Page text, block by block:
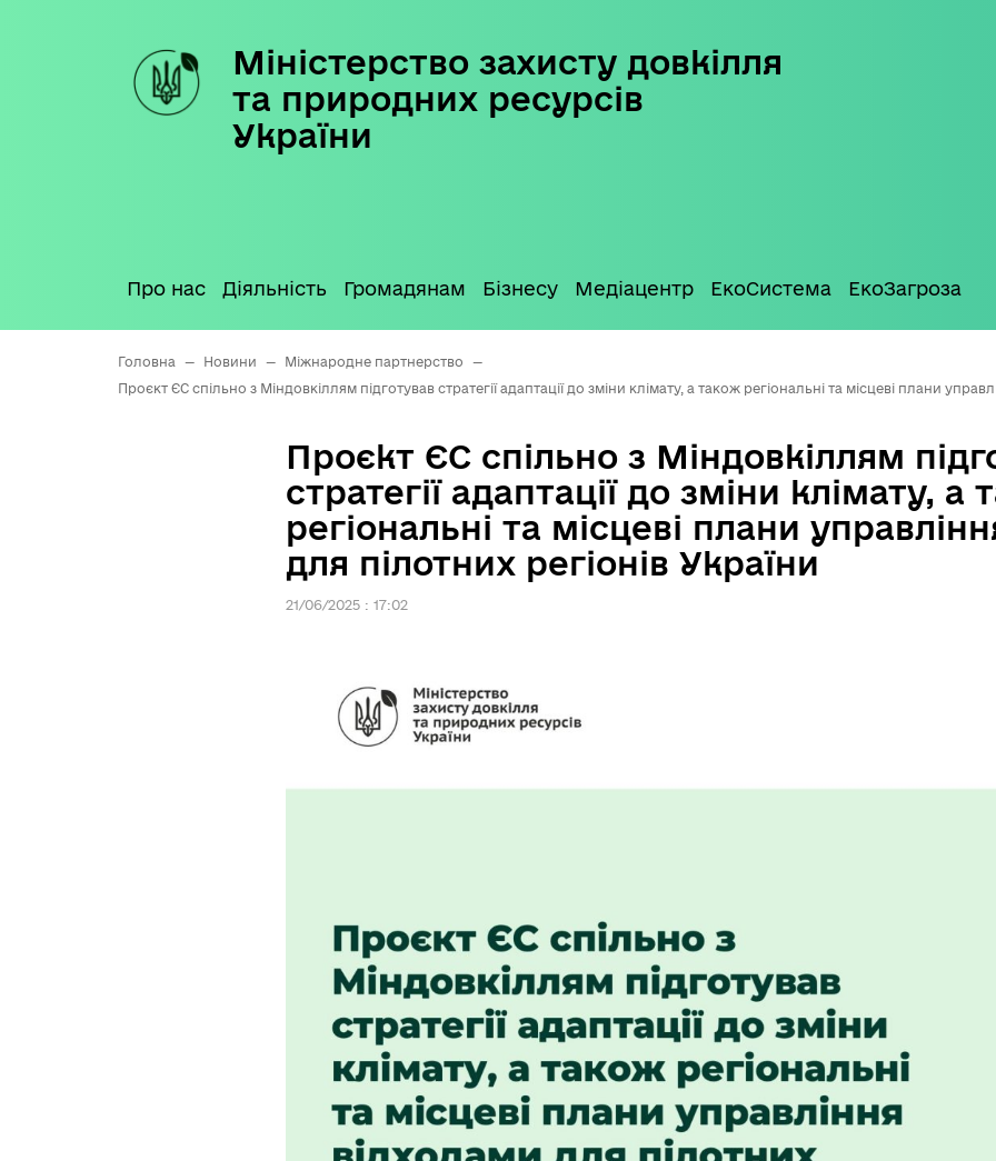
Міністерство захисту довкілля
та природних ресурсів
України
Про нас Діяльність Громадянам Бізнесу Медіацентр ЕкоСистема ЕкоЗагроза
Головна — Новини — Міжнародне партнерство
—
Проєкт ЄС спільно з Міндовкіллям підготував стратегії адаптації до зміни клімату, а також регіональні та місцеві плани
Проєкт ЄС спільно з Міндовкіллям
стратегії адаптації до зміни клімату, а
регіональні та місцеві плани
для пілотних регіонів України
21/06/2025 : 17:02